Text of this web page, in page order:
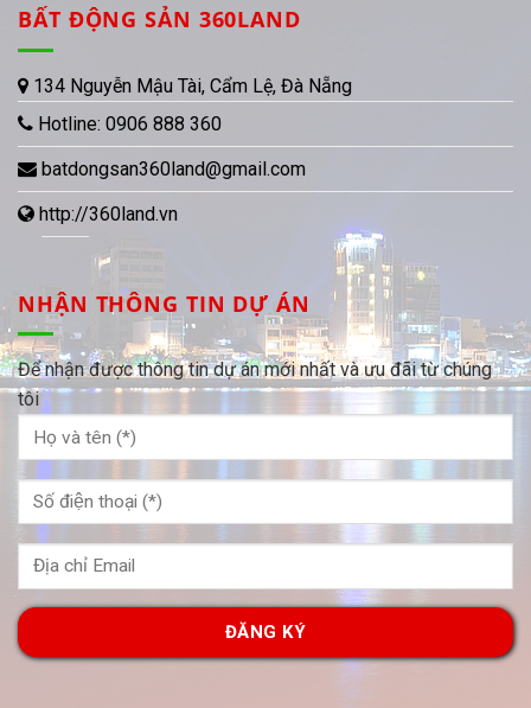
BẤT ĐỘNG SẢN 360LAND
134 Nguyễn Mậu Tài, Cẩm Lệ, Đà Nẵng
Hotline: 0906 888 360
batdongsan360land@gmail.com
http://360land.vn
NHẬN THÔNG TIN DỰ ÁN
Để nhận được thông tin dự án mới nhất và ưu đãi từ chúng
tôi